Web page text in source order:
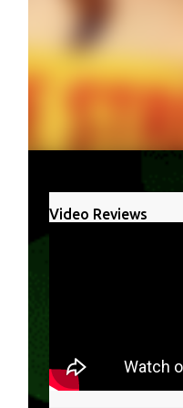
Video Reviews